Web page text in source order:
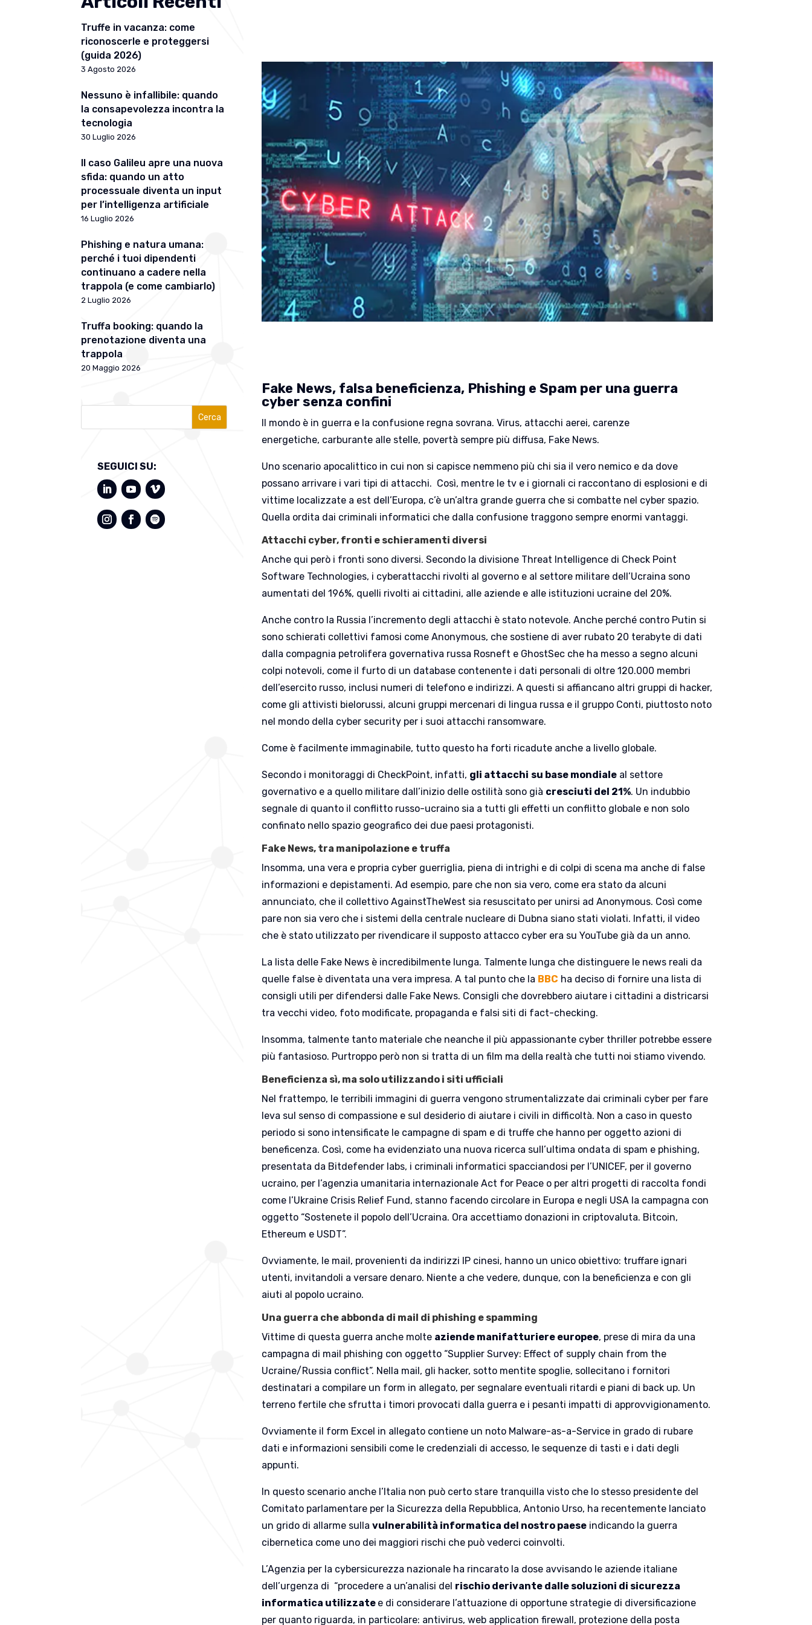
Truffe in vacanza: come
riconoscerle e proteggersi
(guida 2026)
3 Agosto 2026
Nessuno è infallibile: quando
la consapevolezza incontra la
tecnologia
30 Luglio 2026
Il caso Galileu apre una nuova
sfida: quando un atto
processuale diventa un input
per l’intelligenza artificiale
16 Luglio 2026
Phishing e natura umana:
perché i tuoi dipendenti
continuano a cadere nella
trappola (e come cambiarlo)
2 Luglio 2026
Truffa booking: quando la
prenotazione diventa una
trappola
20 Maggio 2026
Cerca
SEGUICI SU:
Fake News, falsa beneficienza, Phishing e Spam per una guerra
cyber senza confini
Il mondo è in guerra e la confusione regna sovrana. Virus, attacchi aerei, carenze
energetiche, carburante alle stelle, povertà sempre più diffusa, Fake News.
Uno scenario apocalittico in cui non si capisce nemmeno più chi sia il vero nemico e da dove
possano arrivare i vari tipi di attacchi. Così, mentre le tv e i giornali ci raccontano di esplosioni e di
vittime localizzate a est dell’Europa, c’è un’altra grande guerra che si combatte nel cyber spazio.
Quella ordita dai criminali informatici che dalla confusione traggono sempre enormi vantaggi.
Attacchi cyber, fronti e schieramenti diversi
Anche qui però i fronti sono diversi. Secondo la divisione Threat Intelligence di Check Point
Software Technologies, i cyberattacchi rivolti al governo e al settore militare dell’Ucraina sono
aumentati del 196%, quelli rivolti ai cittadini, alle aziende e alle istituzioni ucraine del 20%.
Anche contro la Russia l’incremento degli attacchi è stato notevole. Anche perché contro Putin si
sono schierati collettivi famosi come Anonymous, che sostiene di aver rubato 20 terabyte di dati
dalla compagnia petrolifera governativa russa Rosneft e GhostSec che ha messo a segno alcuni
colpi notevoli, come il furto di un database contenente i dati personali di oltre 120.000 membri
dell’esercito russo, inclusi numeri di telefono e indirizzi. A questi si affiancano altri gruppi di hacker,
come gli attivisti bielorussi, alcuni gruppi mercenari di lingua russa e il gruppo Conti, piuttosto noto
nel mondo della cyber security per i suoi attacchi ransomware.
Come è facilmente immaginabile, tutto questo ha forti ricadute anche a livello globale.
Secondo i monitoraggi di CheckPoint, infatti, gli attacchi su base mondiale al settore
governativo e a quello militare dall’inizio delle ostilità sono già cresciuti del 21%. Un indubbio
segnale di quanto il conflitto russo-ucraino sia a tutti gli effetti un conflitto globale e non solo
confinato nello spazio geografico dei due paesi protagonisti.
Fake News, tra manipolazione e truffa
Insomma, una vera e propria cyber guerriglia, piena di intrighi e di colpi di scena ma anche di false
informazioni e depistamenti. Ad esempio, pare che non sia vero, come era stato da alcuni
annunciato, che il collettivo AgainstTheWest sia resuscitato per unirsi ad Anonymous. Così come
pare non sia vero che i sistemi della centrale nucleare di Dubna siano stati violati. Infatti, il video
che è stato utilizzato per rivendicare il supposto attacco cyber era su YouTube già da un anno.
La lista delle Fake News è incredibilmente lunga. Talmente lunga che distinguere le news reali da
quelle false è diventata una vera impresa. A tal punto che la BBC ha deciso di fornire una lista di
consigli utili per difendersi dalle Fake News. Consigli che dovrebbero aiutare i cittadini a districarsi
tra vecchi video, foto modificate, propaganda e falsi siti di fact-checking.
Insomma, talmente tanto materiale che neanche il più appassionante cyber thriller potrebbe essere
più fantasioso. Purtroppo però non si tratta di un film ma della realtà che tutti noi stiamo vivendo.
Beneficienza sì, ma solo utilizzando i siti ufficiali
Nel frattempo, le terribili immagini di guerra vengono strumentalizzate dai criminali cyber per fare
leva sul senso di compassione e sul desiderio di aiutare i civili in difficoltà. Non a caso in questo
periodo si sono intensificate le campagne di spam e di truffe che hanno per oggetto azioni di
beneficenza. Così, come ha evidenziato una nuova ricerca sull’ultima ondata di spam e phishing,
presentata da Bitdefender labs, i criminali informatici spacciandosi per l’UNICEF, per il governo
ucraino, per l’agenzia umanitaria internazionale Act for Peace o per altri progetti di raccolta fondi
come l’Ukraine Crisis Relief Fund, stanno facendo circolare in Europa e negli USA la campagna con
oggetto “Sostenete il popolo dell’Ucraina. Ora accettiamo donazioni in criptovaluta. Bitcoin,
Ethereum e USDT”.
Ovviamente, le mail, provenienti da indirizzi IP cinesi, hanno un unico obiettivo: truffare ignari
utenti, invitandoli a versare denaro. Niente a che vedere, dunque, con la beneficienza e con gli
aiuti al popolo ucraino.
Una guerra che abbonda di mail di phishing e spamming
Vittime di questa guerra anche molte aziende manifatturiere europee, prese di mira da una
campagna di mail phishing con oggetto “Supplier Survey: Effect of supply chain from the
Ucraine/Russia conflict”. Nella mail, gli hacker, sotto mentite spoglie, sollecitano i fornitori
destinatari a compilare un form in allegato, per segnalare eventuali ritardi e piani di back up. Un
terreno fertile che sfrutta i timori provocati dalla guerra e i pesanti impatti di approvvigionamento.
Ovviamente il form Excel in allegato contiene un noto Malware-as-a-Service in grado di rubare
dati e informazioni sensibili come le credenziali di accesso, le sequenze di tasti e i dati degli
appunti.
In questo scenario anche l’Italia non può certo stare tranquilla visto che lo stesso presidente del
Comitato parlamentare per la Sicurezza della Repubblica, Antonio Urso, ha recentemente lanciato
un grido di allarme sullavulnerabilità informatica del nostro paese indicando la guerra
cibernetica come uno dei maggiori rischi che può vederci coinvolti.
L’Agenzia per la cybersicurezza nazionale ha rincarato la dose avvisando le aziende italiane
dell’urgenza di “procedere a un’analisi del rischio derivante dalle soluzioni di sicurezza
informatica utilizzate e di considerare l’attuazione di opportune strategie di diversificazione
per quanto riguarda, in particolare: antivirus, web application firewall, protezione della posta